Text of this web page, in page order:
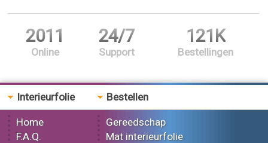
2011
Online
24/7
Support
121K
Bestellingen
Interieurfolie
Home
F.A.Q.
Bestellen
Gereedschap
Mat interieurfolie